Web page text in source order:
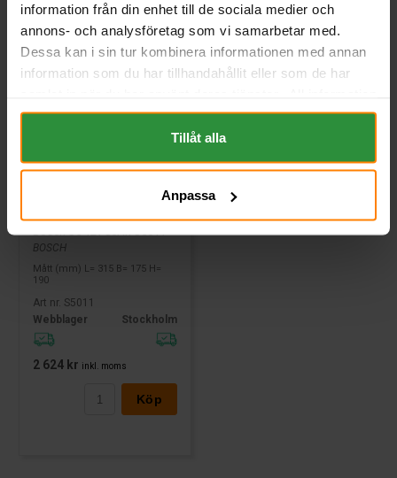
information från din enhet till de sociala medier och
annons- och analysföretag som vi samarbetar med.
Dessa kan i sin tur kombinera informationen med annan
information som du har tillhandahållit eller som de har
om "Cookies" och ditt val finner du på vår Cookie sida
längst ner i "footern" på sidan.
Tillåt alla
Anpassa
Bosch S5 12v 85Ah S5011
BOSCH
Mått (mm) L= 315 B= 175 H=
190
Art nr. S5011
Webblager
Stockholm
2 624 kr inkl. moms
Köp